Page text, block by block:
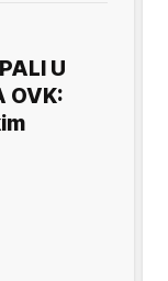
U
OVK: